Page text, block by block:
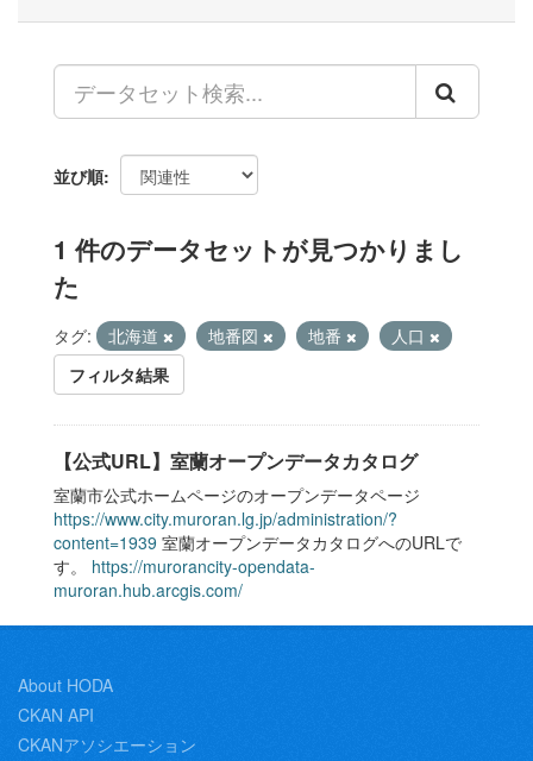
並び順
1 件のデータセットが見つかりまし
た
タグ: 北海道 地番図 地番
人口
フィルタ結果
【公式URL】室蘭オープンデータカタログ
室蘭市公式ホームページのオープンデータページ
https://www.city.muroran.lg.jp/administration/?
content=1939 室蘭オープンデータカタログへのURLで
す。 https://murorancity-opendata-
muroran.hub.arcgis.com/
About HODA
CKAN API
CKANアソシエーション